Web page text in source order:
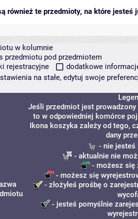
również te przedmioty, na które jesteś
w kolumnie
przedmiotu pod przedmiotem
rejestracyjne
dodatkowe
na stałe, edytuj swoje
Jeśli przedmiot jest prowadzony
to w odpowiedniej komórce
Ikona koszyka zależy od tego,
dany
- nie jesteś
- aktualnie nie
- możesz się
- możesz się
- złożyłeś prośbę o
- jesteś pomyślnie